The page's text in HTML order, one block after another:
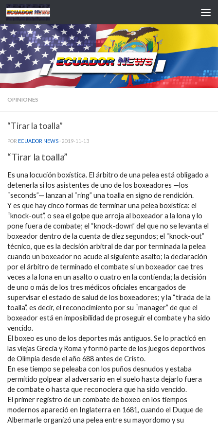
Saltar al contenido
OPINIONES
“Tirar la toalla”
POR ECUADOR NEWS · 2019-11-13
“Tirar la toalla”
Es una locución boxística. El árbitro de una pelea está obligado a
detenerla si los asistentes de uno de los boxeadores —los
“seconds”— lanzan al “ring” una toalla en signo de rendición.
Y es que hay cinco formas de terminar una pelea boxística: el
“knock-out”, o sea el golpe que arroja al boxeador a la lona y lo
pone fuera de combate; el “knock-down” del que no se levanta el
boxeador dentro de la cuenta de diez segundos; el “knock-out”
técnico, que es la decisión arbitral de dar por terminada la pelea
cuando un boxeador no acude al siguiente asalto; la declaración
por el árbitro de terminado el combate si un boxeador cae tres
veces a la lona en un asalto o cuatro en la contienda; la decisión
de uno o más de los tres médicos oficiales encargados de
supervisar el estado de salud de los boxeadores; y la “tirada de la
toalla”, es decir, el reconocimiento por su “manager” de que el
boxeador está en imposibilidad de proseguir el combate y ha sido
vencido.
El boxeo es uno de los deportes más antiguos. Se lo practicó en
las viejas Grecia y Roma y formó parte de los juegos deportivos
de Olimpia desde el año 688 antes de Cristo.
En ese tiempo se peleaba con los puños desnudos y estaba
permitido golpear al adversario en el suelo hasta dejarlo fuera
de combate o hasta que reconociera que ha sido vencido.
El primer registro de un combate de boxeo en los tiempos
modernos apareció en Inglaterra en 1681, cuando el Duque de
Albermarle organizó una pelea entre su mayordomo y su